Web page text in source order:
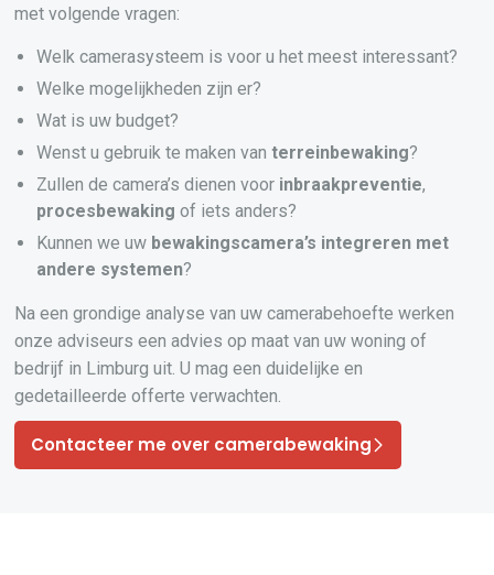
met volgende vragen:
Welk camerasysteem is voor u het meest interessant?
Welke mogelijkheden zijn er?
Wat is uw budget?
Wenst u gebruik te maken vanterreinbewaking?
Zullen de camera’s dienen voor inbraakpreventie,
procesbewaking of iets anders?
Kunnen we uw bewakingscamera’s integreren met
andere systemen?
Na een grondige analyse van uw camerabehoefte werken
onze adviseurs een advies op maat van uw woning of
bedrijf in Limburg uit. U mag een duidelijke en
gedetailleerde offerte verwachten.
Contacteer me over camerabewaking